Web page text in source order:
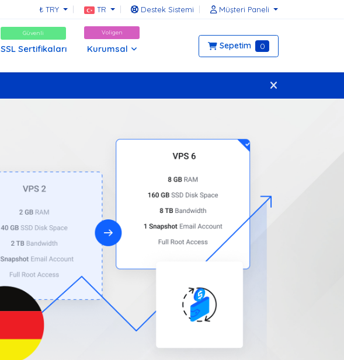
₺ TRY TR Destek Sistemi Müşteri Paneli
Güvenli
SSL Sertifikaları
Voligen
Kurumsal Sepetim 0